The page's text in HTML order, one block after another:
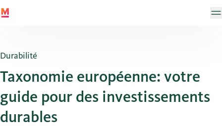
Durabilité
Taxonomie européenne: votre
guide pour des investissements
durables